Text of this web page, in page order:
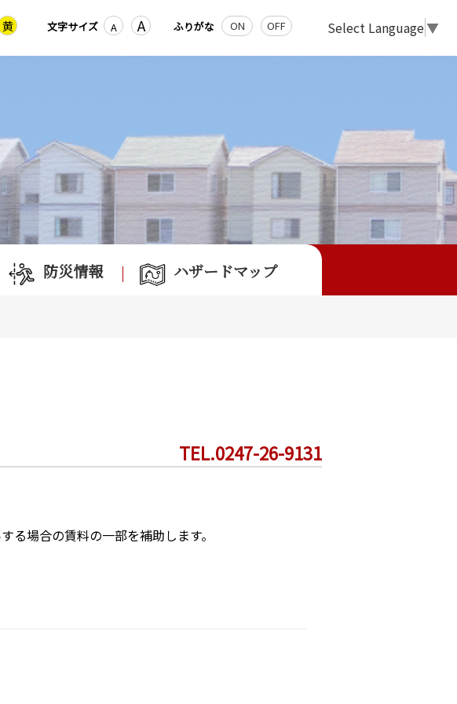
Select Language▼
ふりがな ON OFF
文字サイズ A A
黄
防災情報 ハザードマップ
TEL.0247-26-9131
場合の賃料の一部を補助します。